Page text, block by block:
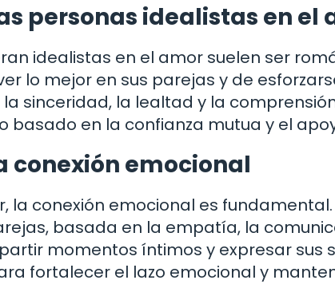
personas idealistas en el
idealistas en el amor suelen ser
lo mejor en sus parejas y de
sinceridad, la lealtad y la
basado en la confianza mutua y el
conexión emocional
la conexión emocional es
basada en la empatía, la
momentos íntimos y expresar sus
fortalecer el lazo emocional y